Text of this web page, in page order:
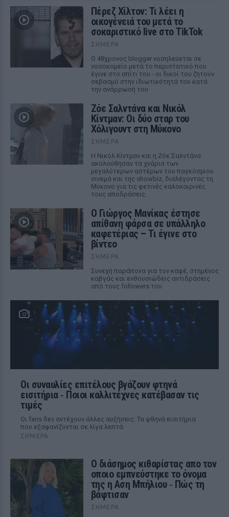
Πέρεζ Χίλτον: Τι λέει η
οικογένειά του μετά το
σοκαριστικό live στο TikTok
ΣΉΜΕΡΑ
Ο 48χρονος blogger νοσηλεύεται σε
νοσοκομείο μετά το περιστατικό που
έγινε στο σπίτι του - οι δικοί του ζητούν
σεβασμό στην ιδιωτικότητά του κατά
την ανάρρωσή του
Ζόε Σαλντάνα και Νικόλ
Κίντμαν: Οι δύο σταρ του
Χόλιγουντ στη Μύκονο
ΣΉΜΕΡΑ
Η Νικόλ Κίντμαν και η Ζόε Σαλντάνα
ακολούθησαν τα χνάρια των
μεγαλύτερων αστέρων του παγκόσμιου
σινεμά και της showbiz, διαλέγοντας τη
Μύκονο για τις φετινές καλοκαιρινές
τους αποδράσεις.
Ο Γιώργος Μανίκας έστησε
απίθανη φάρσα σε υπάλληλο
καφετέριας – Τι έγινε στο
βίντεο
ΣΉΜΕΡΑ
Συνεχή παράπονα για τον καφέ, στημένος
καβγάς και ενθουσιώδεις αντιδράσεις
από τους followers του
Οι συναυλίες επιτέλους βγάζουν φτηνά
εισιτήρια ‑ Ποιοι καλλιτέχνες κατέβασαν τις
τιμές
Οι fans δεν αντέχουν άλλες αυξήσεις: Τα φθηνά εισιτήρια
που εξαφανίζονται σε λίγα λεπτά
ΣΉΜΕΡΑ
Ο διάσημος κιθαρίστας απο τον
οποιο εμπνεύστηκε το όνομα
της η Αση Μπήλιου ‑ Πώς τη
βάφτισαν
ΣΉΜΕΡΑ